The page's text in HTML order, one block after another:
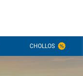
CHOLLOS